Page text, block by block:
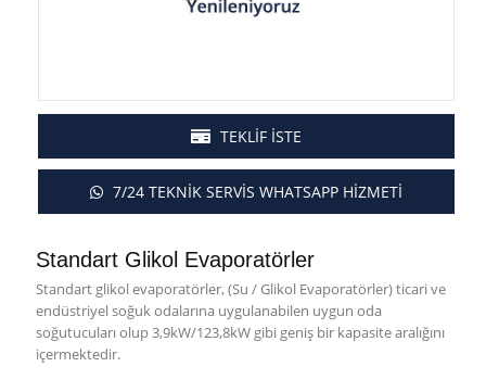
TEKLİF İSTE
7/24 TEKNİK SERVİS WHATSAPP HİZMETİ
Standart Glikol Evaporatörler
Standart glikol evaporatörler, (Su / Glikol Evaporatörler) ticari ve
endüstriyel soğuk odalarına uygulanabilen uygun oda
soğutucuları olup 3,9kW/123,8kW gibi geniş bir kapasite aralığını
içermektedir.